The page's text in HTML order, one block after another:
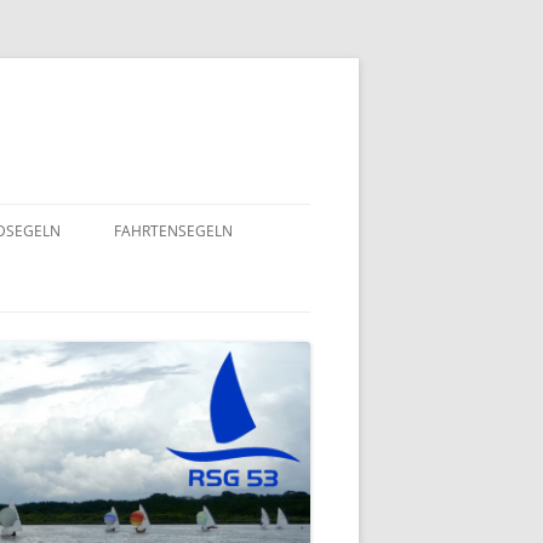
UND
2022
FAHRTENSEGELN
EINE HERZENSANGELEGENHEIT
VON UNSEREM SPORTSFREUND
STEFAN GOSSING!
SOMMERFLOTTILLE 2024 – „VIEL-
INSEL-TOUR“